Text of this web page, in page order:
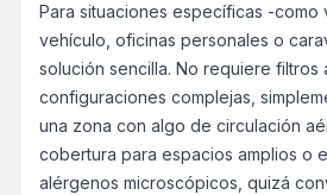
Para situaciones específicas -como
vehículo, oficinas personales o
solución sencilla. No requiere filtros
configuraciones complejas,
una zona con algo de circulación
cobertura para espacios amplios o
alérgenos microscópicos, quizá